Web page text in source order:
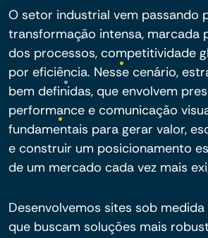
O setor industrial vem passando
transformação intensa, marcada
dos processos, competitividade
por eficiência. Nesse cenário,
bem definidas, que envolvem
performance e comunicação
fundamentais para gerar valor,
e construir um posicionamento
de um mercado cada vez mais
Desenvolvemos sites sob
que buscam soluções mais